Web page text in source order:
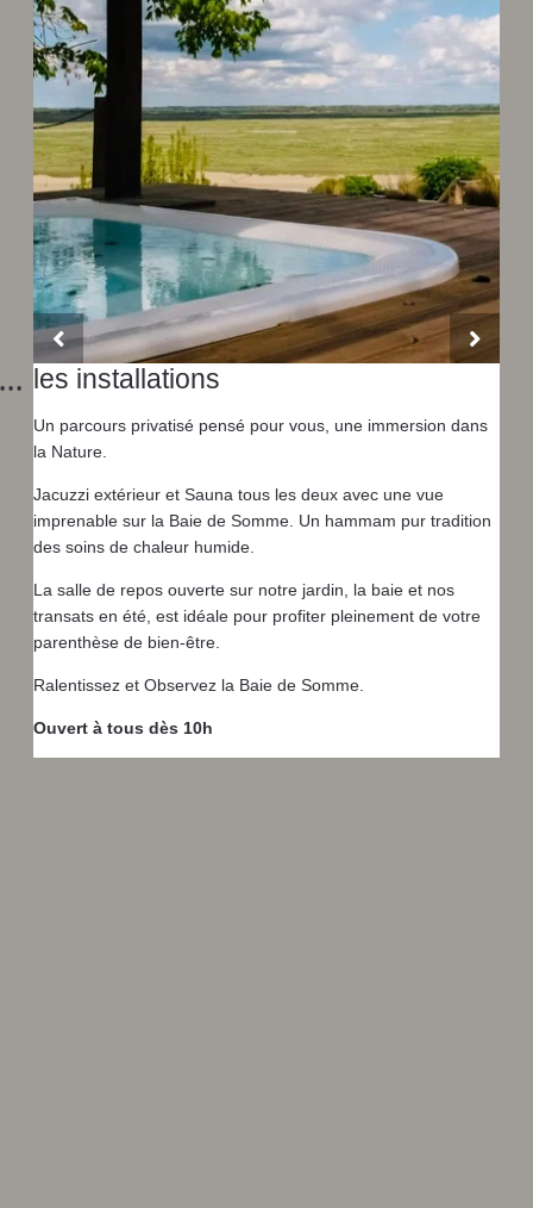
les installations
Un parcours privatisé pensé pour vous, une immersion dans
la Nature.
Jacuzzi extérieur et Sauna tous les deux avec une vue
imprenable sur la Baie de Somme. Un hammam pur tradition
des soins de chaleur humide.
La salle de repos ouverte sur notre jardin, la baie et nos
transats en été, est idéale pour profiter pleinement de votre
parenthèse de bien-être.
Ralentissez et Observez la Baie de Somme.
Ouvert à tous dès 10h